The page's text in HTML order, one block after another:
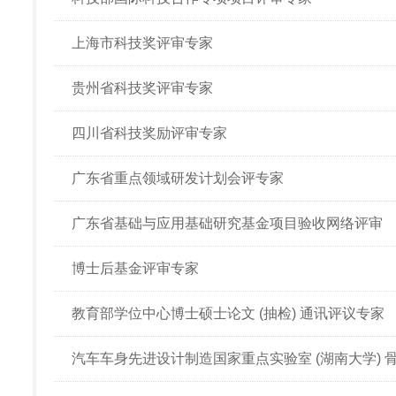
上海市科技奖评审专家
贵州省科技奖评审专家
四川省科技奖励评审专家
广东省重点领域研发计划会评专家
广东省基础与应用基础研究基金项目验收网络评审
博士后基金评审专家
教育部学位中心博士硕士论文 (抽检) 通讯评议专家
汽车车身先进设计制造国家重点实验室 (湖南大学)